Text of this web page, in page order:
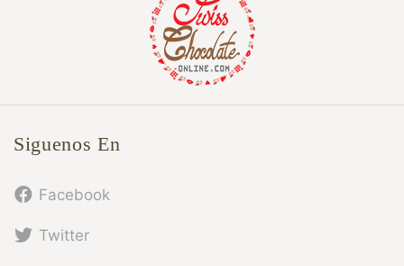
Siguenos En
Facebook
Twitter